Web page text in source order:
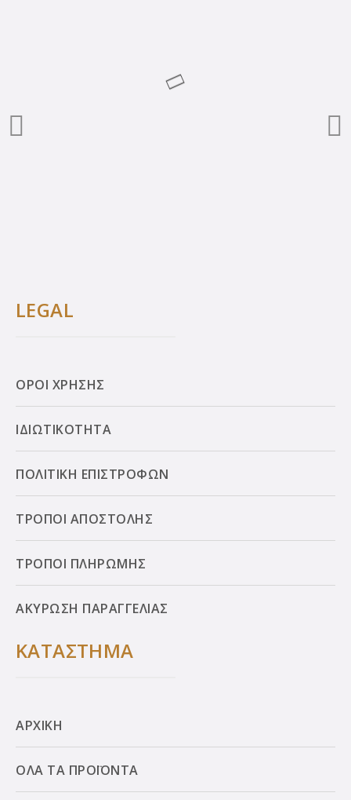
LEGAL
ΟΡΟΙ ΧΡΗΣΗΣ
ΙΔΙΩΤΙΚΟΤΗΤΑ
ΠΟΛΙΤΙΚΗ ΕΠΙΣΤΡΟΦΩΝ
ΤΡΟΠΟΙ ΑΠΟΣΤΟΛΗΣ
ΤΡΟΠΟΙ ΠΛΗΡΩΜΗΣ
ΑΚΥΡΩΣΗ ΠΑΡΑΓΓΕΛΙΑΣ
ΚΑΤΑΣΤΗΜΑ
ΑΡΧΙΚΗ
ΟΛΑ ΤΑ ΠΡΟΪΟΝΤΑ